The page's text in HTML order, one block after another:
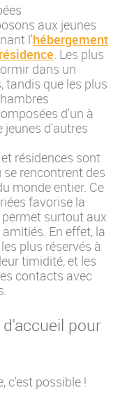
aux jeunes
l'hébergement
. Les plus
dans un
tandis que les plus
d'un à
jeunes d'autres
résidences sont
rencontrent des
monde entier. Ce
favorise la
surtout aux
En effet, la
plus réservés à
timidité, et les
contacts avec
pour
c'est possible !